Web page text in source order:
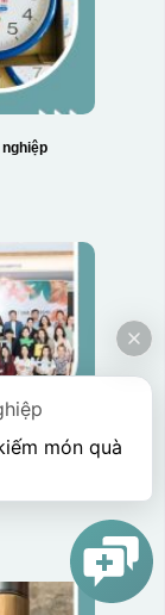
kinh doanh
món quà